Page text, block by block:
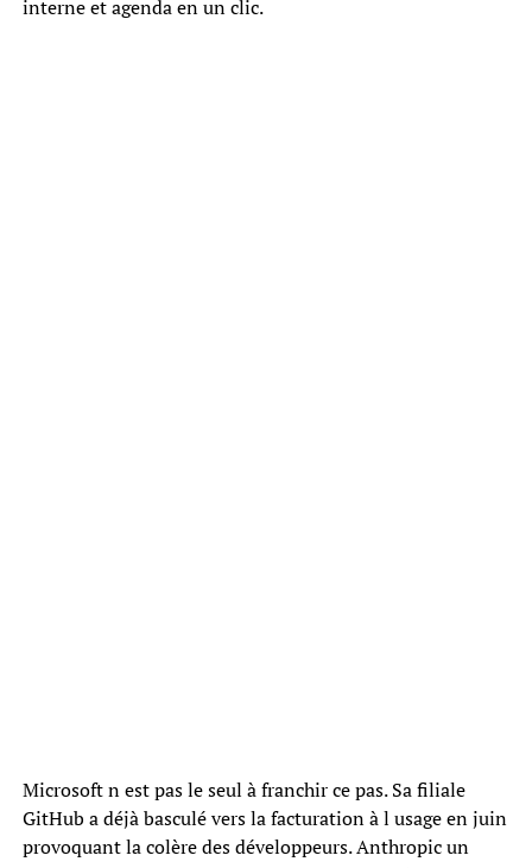
interne et agenda en un clic.
Microsoft n est pas le seul à franchir ce pas. Sa filiale
GitHub a déjà basculé vers la facturation à l usage en juin
provoquant la colère des développeurs. Anthropic un